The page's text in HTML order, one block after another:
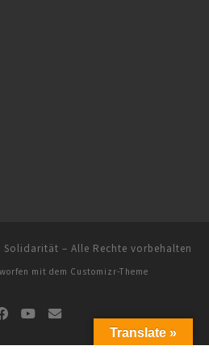
Solidarität – Alle Rechte vorbehalten
mit dem Customizr-Theme
Translate »